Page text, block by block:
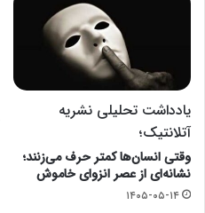
یادداشت تحلیلی نشریه
آتلانتیک؛
وقتی انسان‌ها کمتر حرف می‌زنند؛
نشانه‌ای از عصر انزوای خاموش
۱۴۰۵-۰۵-۱۴